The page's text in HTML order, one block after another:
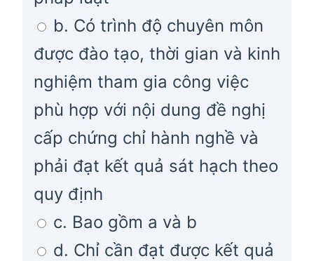
b. Có trình độ chuyên môn
được đào tạo, thời gian và kinh
nghiệm tham gia công việc
phù hợp với nội dung đề nghị
cấp chứng chỉ hành nghề và
phải đạt kết quả sát hạch theo
quy định
c. Bao gồm a và b
d. Chỉ cần đạt được kết quả